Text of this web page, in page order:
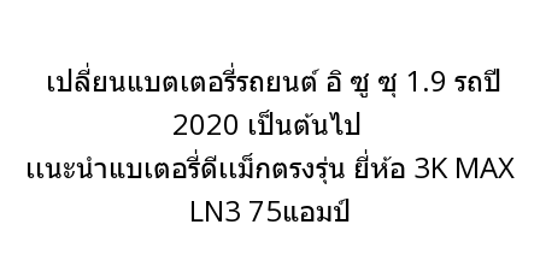
เปลี่ยนแบตเตอรี่รถยนต์ อิ ซู ซุ 1.9 รถปี
2020 เป็นต้นไป
เเนะนำแบเตอรี่ดีเเม็กตรงรุ่น ยี่ห้อ 3K MAX
LN3 75แอมป์